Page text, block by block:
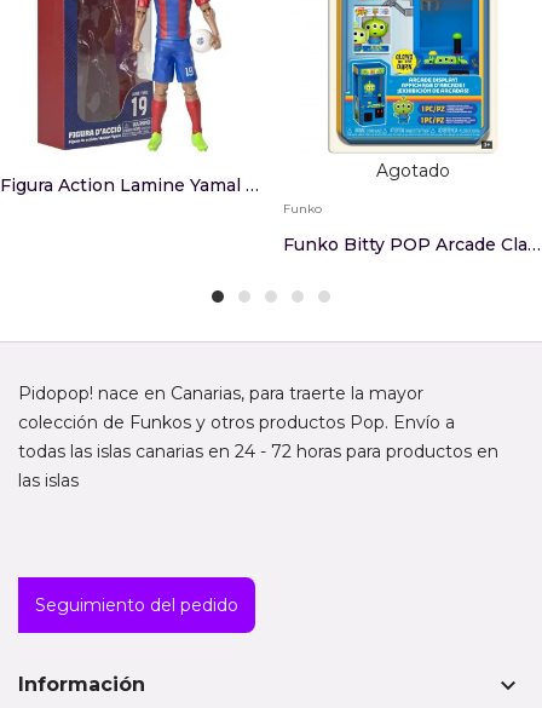
Figura Action Lamine Yamal FC Barcelona 20cm
Agotado
Funko
Funko Bitty POP Arcade Claw Disney Pixar Toy St...
Pidopop! nace en Canarias, para traerte la mayor
colección de Funkos y otros productos Pop. Envío a
todas las islas canarias en 24 - 72 horas para productos en
las islas
Seguimiento del pedido
Información keyboard_arrow_down